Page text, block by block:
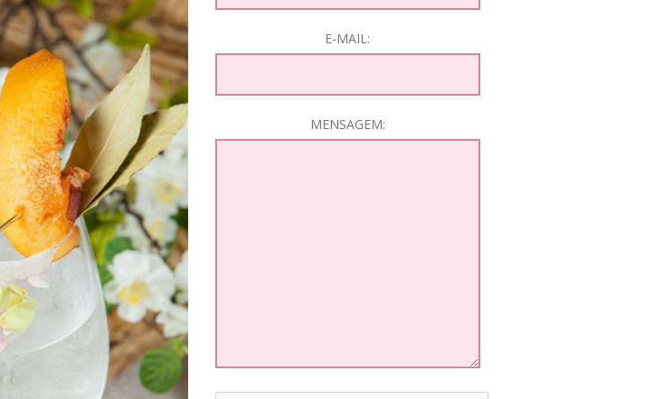
E-MAIL:
MENSAGEM: